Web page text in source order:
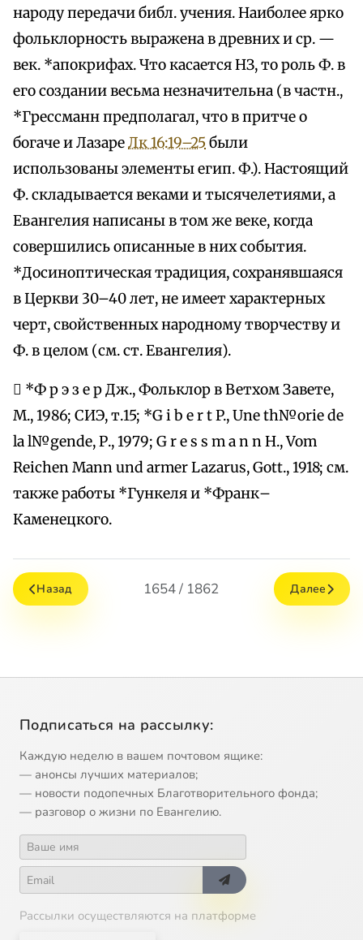
народу передачи библ. учения. Наиболее ярко
фольклорность выражена в древних и ср. —
век. *апокрифах. Что касается НЗ, то роль Ф. в
его создании весьма незначительна (в частн.,
*Грессманн предполагал, что в притче о
богаче и ЛазареЛк 16:19–25 были
использованы элементы егип. Ф.). Настоящий
Ф. складывается веками и тысячелетиями, а
Евангелия написаны в том же веке, когда
совершились описанные в них события.
*Досиноптическая традиция, сохранявшаяся
в Церкви 30–40 лет, не имеет характерных
черт, свойственных народному творчеству и
Ф. в целом (см. ст. Евангелия).
 *Ф р э з е р Дж., Фольклор в Ветхом Завете,
М., 1986; СИЭ, т.15; *G i b e r t P., Une th№orie de
la l№gende, Р., 1979; G r e s s m a n n H., Vom
Reichen Mann und armer Lazarus, Gott., 1918; см.
также работы *Гункеля и *Франк–
Каменецкого.
Назад 1654 / 1862 Далее
Подписаться на рассылку:
Каждую неделю в вашем почтовом ящике:
— анонсы лучших материалов;
— новости подопечных Благотворительного фонда;
— разговор о жизни по Евангелию.
Рассылки осуществляются на платформе